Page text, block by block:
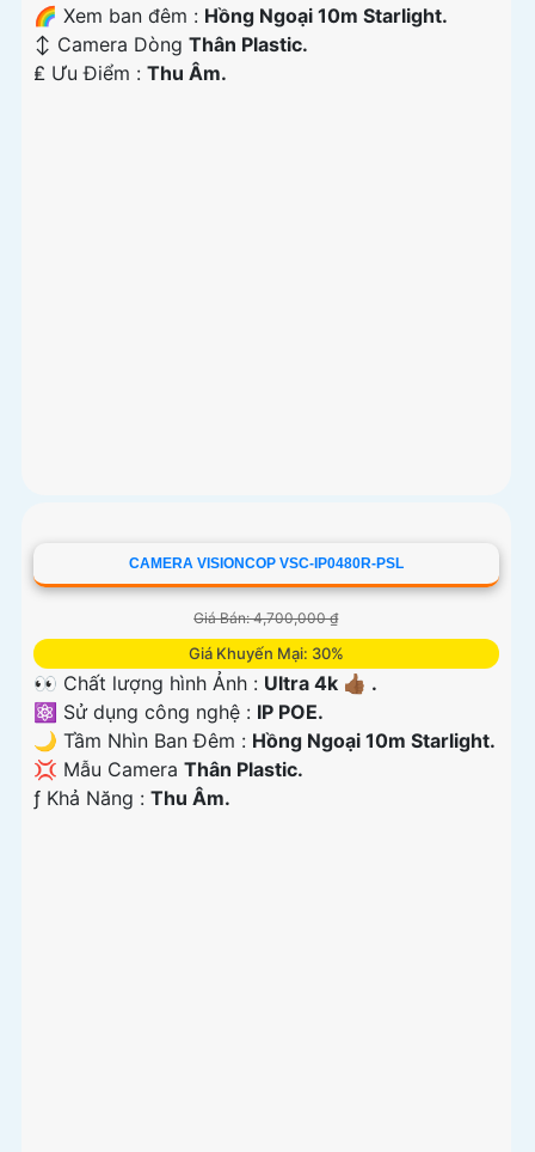
🌈 Xem ban đêm : Hồng Ngoại 10m Starlight.
↕️ Camera Dòng Thân Plastic.
️₤ Ưu Điểm : Thu Âm.
CAMERA VISIONCOP VSC-IP0480R-PSL
Giá Bán: 4,700,000 ₫
Giá Khuyến Mại: 30%
👀 Chất lượng hình Ảnh : Ultra 4k 👍🏾 .
⚛️ Sử dụng công nghệ : IP POE.
🌙 Tầm Nhìn Ban Đêm : Hồng Ngoại 10m Starlight.
💢 Mẫu Camera Thân Plastic.
️ƒ Khả Năng : Thu Âm.